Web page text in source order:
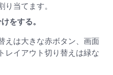
り当てます。
をする。
えは大きな赤ボタン、画面
レイアウト切り替えは緑な